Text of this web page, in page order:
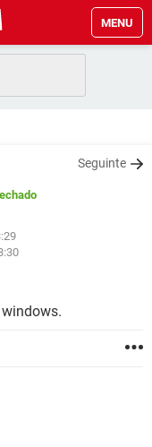
MENU
Seguinte